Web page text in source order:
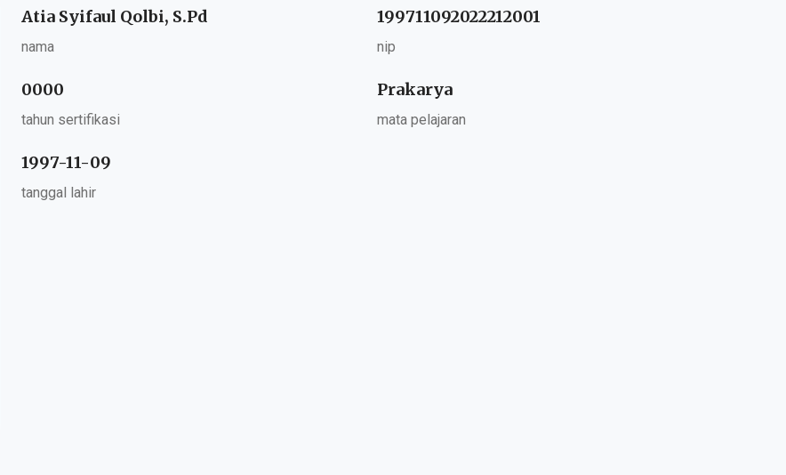
Atia Syifaul Qolbi, S.Pd
nama
199711092022212001
nip
0000
tahun sertifikasi
Prakarya
mata pelajaran
1997-11-09
tanggal lahir